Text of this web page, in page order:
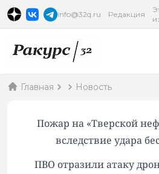
info@32q.ru Редакция
Главная Новость
Пожар на «Тверской
вследствие удара
ПВО отразили атаку